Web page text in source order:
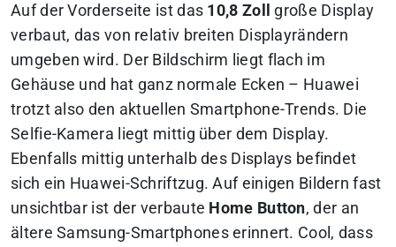
Auf der Vorderseite ist das 10,8 Zoll
große Display
verbaut, das von relativ breiten Displayrändern
umgeben wird. Der Bildschirm liegt flach im
Gehäuse und hat ganz normale Ecken – Huawei
trotzt also den aktuellen Smartphone-Trends. Die
Selfie-Kamera liegt mittig über dem Display.
Ebenfalls mittig unterhalb des Displays befindet
sich ein Huawei-Schriftzug. Auf einigen Bildern fast
unsichtbar ist der verbaute Home Button, der an
ältere Samsung-Smartphones erinnert. Cool, dass